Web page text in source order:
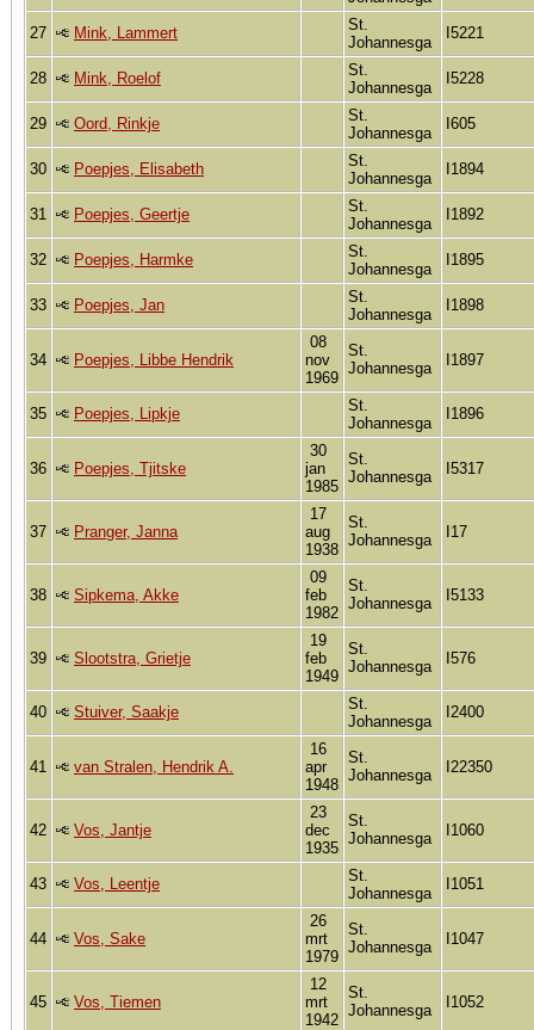
27 Mink, Lammert
St.
Johannesga
I5221
28 Mink, Roelof
St.
Johannesga
I5228
29 Oord, Rinkje
St.
Johannesga
I605
30 Poepjes, Elisabeth
St.
Johannesga
I1894
31 Poepjes, Geertje
St.
Johannesga
I1892
32 Poepjes, Harmke
St.
Johannesga
I1895
33 Poepjes, Jan
St.
Johannesga
I1898
34 Poepjes, Libbe Hendrik
08
nov
1969
St.
Johannesga
I1897
35 Poepjes, Lipkje
St.
Johannesga
I1896
36 Poepjes, Tjitske
30
jan
1985
St.
Johannesga
I5317
37 Pranger, Janna
17
aug
1938
St.
Johannesga
I17
38 Sipkema, Akke
09
feb
1982
St.
Johannesga
I5133
39 Slootstra, Grietje
19
feb
1949
St.
Johannesga
I576
40 Stuiver, Saakje
St.
Johannesga
I2400
41 van Stralen, Hendrik A.
16
apr
1948
St.
Johannesga
I22350
42 Vos, Jantje
23
dec
1935
St.
Johannesga
I1060
43 Vos, Leentje
St.
Johannesga
I1051
44 Vos, Sake
26
mrt
1979
St.
Johannesga
I1047
45 Vos, Tiemen
12
mrt
1942
St.
Johannesga
I1052